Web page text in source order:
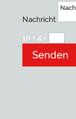
Nachricht
10 + 4=
Senden